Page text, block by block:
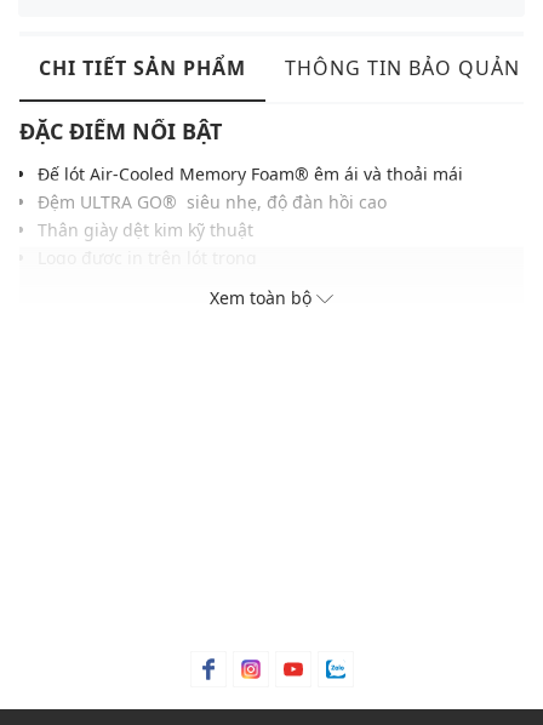
CHI TIẾT SẢN PHẨM THÔNG TIN BẢO QUẢN
ĐẶC ĐIỂM NỔI BẬT
Đế lót Air-Cooled Memory Foam® êm ái và thoải mái
Đệm ULTRA GO® siêu nhẹ, độ đàn hồi cao
Thân giày dệt kim kỹ thuật
Đế có rãnh chống trơn trượt, tăng độ bám
Màu sắc hiện đại, dễ dàng kết hợp với nhiều loại trang
Xem toàn bộ